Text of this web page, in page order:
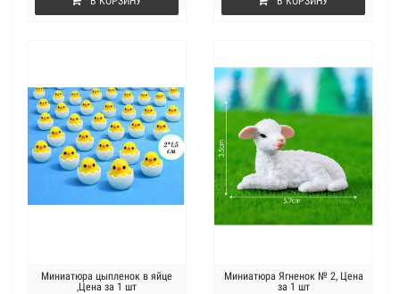
Миниатюра цыпленок в яйце
,Цена за 1 шт
Миниатюра Ягненок № 2, Цена
за 1 шт